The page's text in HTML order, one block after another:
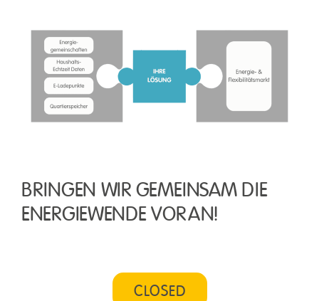
BRINGEN WIR GEMEINSAM DIE
ENERGIEWENDE VORAN!
CLOSED